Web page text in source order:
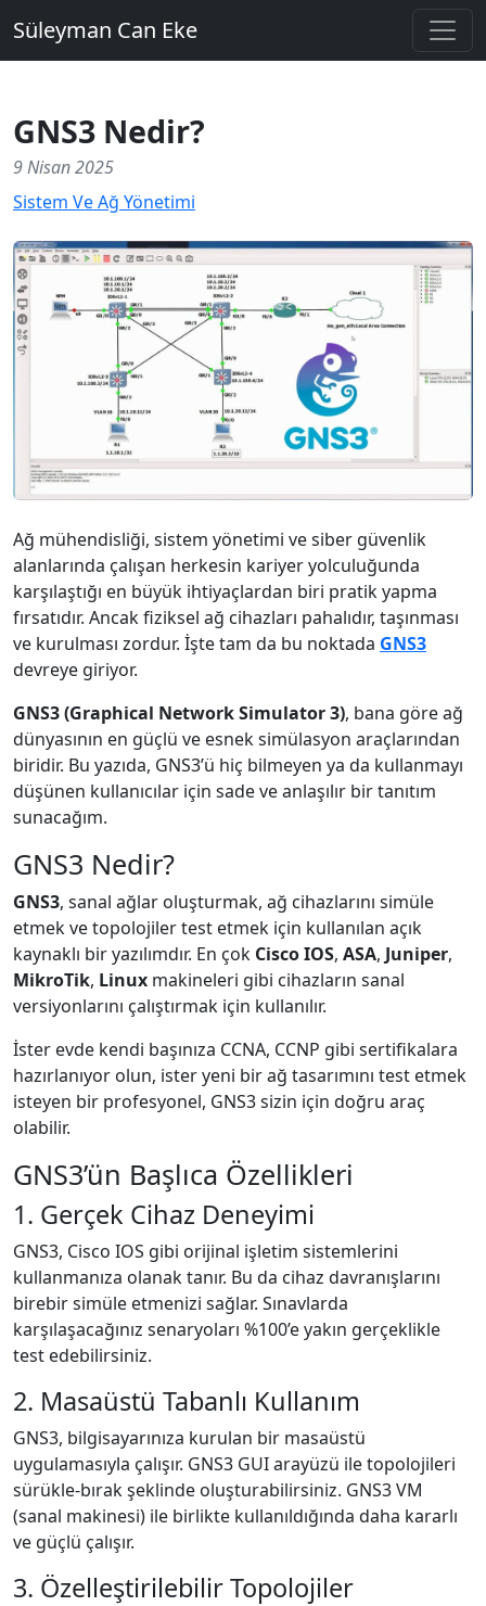
Süleyman Can Eke
GNS3 Nedir?
9 Nisan 2025
Sistem Ve Ağ Yönetimi
Ağ mühendisliği, sistem yönetimi ve siber güvenlik
alanlarında çalışan herkesin kariyer yolculuğunda
karşılaştığı en büyük ihtiyaçlardan biri pratik yapma
fırsatıdır. Ancak fiziksel ağ cihazları pahalıdır, taşınması
ve kurulması zordur. İşte tam da bu noktada GNS3
devreye giriyor.
GNS3 (Graphical Network Simulator 3), bana göre ağ
dünyasının en güçlü ve esnek simülasyon araçlarından
biridir. Bu yazıda, GNS3’ü hiç bilmeyen ya da kullanmayı
düşünen kullanıcılar için sade ve anlaşılır bir tanıtım
sunacağım.
GNS3 Nedir?
GNS3, sanal ağlar oluşturmak, ağ cihazlarını simüle
etmek ve topolojiler test etmek için kullanılan açık
kaynaklı bir yazılımdır. En çok Cisco IOS, ASA, Juniper,
MikroTik, Linux makineleri gibi cihazların sanal
versiyonlarını çalıştırmak için kullanılır.
İster evde kendi başınıza CCNA, CCNP gibi sertifikalara
hazırlanıyor olun, ister yeni bir ağ tasarımını test etmek
isteyen bir profesyonel, GNS3 sizin için doğru araç
olabilir.
GNS3’ün Başlıca Özellikleri
1. Gerçek Cihaz Deneyimi
GNS3, Cisco IOS gibi orijinal işletim sistemlerini
kullanmanıza olanak tanır. Bu da cihaz davranışlarını
birebir simüle etmenizi sağlar. Sınavlarda
karşılaşacağınız senaryoları %100’e yakın gerçeklikle
test edebilirsiniz.
2. Masaüstü Tabanlı Kullanım
GNS3, bilgisayarınıza kurulan bir masaüstü
uygulamasıyla çalışır. GNS3 GUI arayüzü ile topolojileri
sürükle-bırak şeklinde oluşturabilirsiniz. GNS3 VM
(sanal makinesi) ile birlikte kullanıldığında daha kararlı
ve güçlü çalışır.
3. Özelleştirilebilir Topolojiler